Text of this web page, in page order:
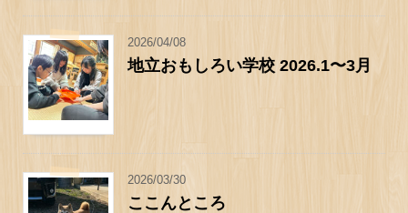
2026/04/08
地立おもしろい学校 2026.1〜3月
2026/03/30
ここんところ